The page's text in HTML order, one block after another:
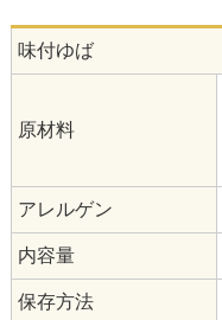
味付ゆば
原材料
アレルゲン
内容量
保存方法